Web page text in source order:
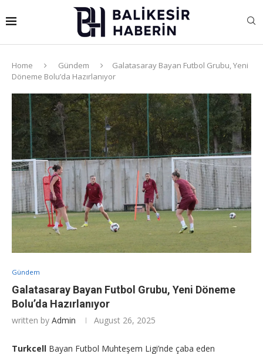
Home Gündem
Galatasaray Bayan Futbol Grubu, Yeni
Döneme Bolu’da Hazırlanıyor
Gündem
Galatasaray Bayan Futbol Grubu, Yeni Döneme
Bolu’da Hazırlanıyor
written by Admin August 26, 2025
Turkcell Bayan Futbol Muhteşem Ligi’nde çaba eden